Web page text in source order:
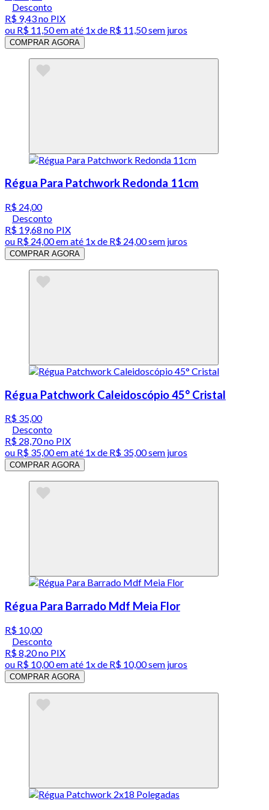
Desconto
R$ 9,43no PIX
ou R$ 11,50em até 1x de R$ 11,50sem juros
COMPRAR AGORA
Régua Para Patchwork Redonda 11cm
R$ 24,00
Desconto
R$ 19,68 no PIX
ou R$ 24,00em até 1x de R$ 24,00sem juros
COMPRAR AGORA
Régua Patchwork Caleidoscópio 45° Cristal
R$ 35,00
Desconto
R$ 28,70no PIX
ou R$ 35,00em até 1x de R$ 35,00sem juros
COMPRAR AGORA
Régua Para Barrado Mdf Meia Flor
R$ 10,00
Desconto
R$ 8,20no PIX
ou R$ 10,00em até 1x de R$ 10,00sem juros
COMPRAR AGORA